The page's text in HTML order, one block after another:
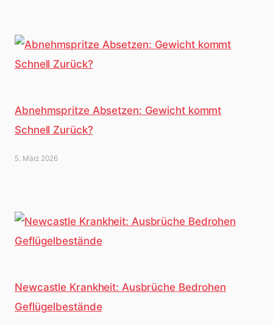
Abnehmspritze Absetzen: Gewicht kommt
Schnell Zurück?
5. März 2026
Newcastle Krankheit: Ausbrüche Bedrohen
Geflügelbestände